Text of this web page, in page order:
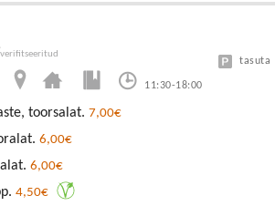
11:30-18:00
tasuta
toorsalat. 7,00€
6,00€
6,00€
4,50€